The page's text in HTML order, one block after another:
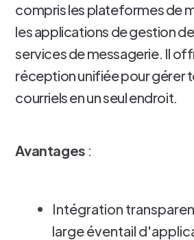
compris les plateformes de
les applications de gestion
services de messagerie. Il
réception unifiée pour gérer
courriels en un seul endroit.
Avantages :
Intégration
large éventail